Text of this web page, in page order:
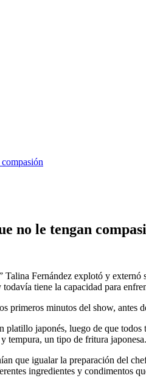
no le tengan
Fernández explotó y
tiene la capacidad para
primeros minutos del show, antes
japonés, luego de que
tempura, un tipo de fritura japonesa.
que igualar la preparación del
ingredientes y condimentos